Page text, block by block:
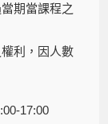
期當課程之
利，因人數
17:00